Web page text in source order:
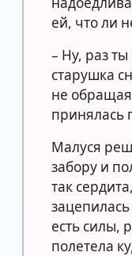
ей, что ли
– Ну, раз
старушка
не
принялась
Малуся
забору и
так
есть силы,
полетела